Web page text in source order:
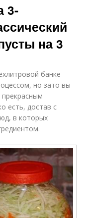
3-
на 3
банке
но зато вы
есть, достав с
в которых